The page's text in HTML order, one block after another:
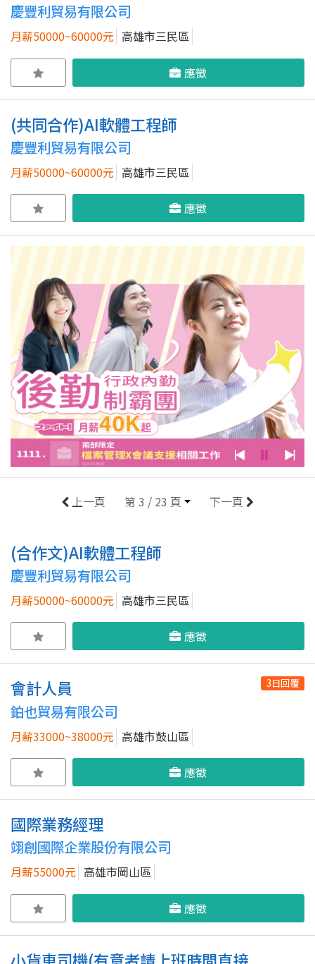
慶豐利貿易有限公司
月薪50000~60000元 高雄市三民區
應徵
(共同合作)AI軟體工程師
慶豐利貿易有限公司
月薪50000~60000元 高雄市三民區
應徵
上一頁 第 3 / 23 頁 下一頁
(合作文)AI軟體工程師
慶豐利貿易有限公司
月薪50000~60000元 高雄市三民區
應徵
會計人員 3日回覆
鉑也貿易有限公司
月薪33000~38000元 高雄市鼓山區
應徵
國際業務經理
翊創國際企業股份有限公司
月薪55000元 高雄市岡山區
應徵